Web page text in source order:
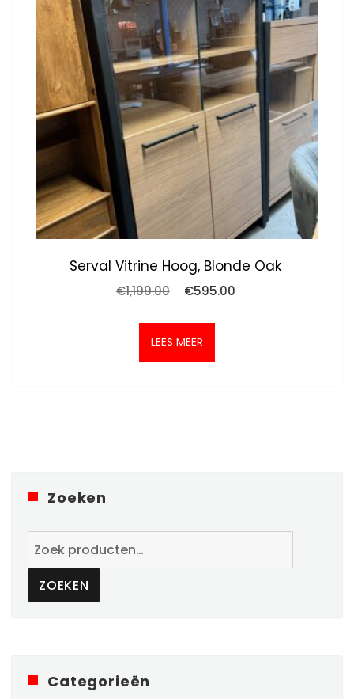
Serval Vitrine Hoog, Blonde Oak
€1,199.00
Oorspronkelijke
was:
€1,199.00.
€595.00
LEES MEER
Zoeken
ZOEKEN
Categorieën